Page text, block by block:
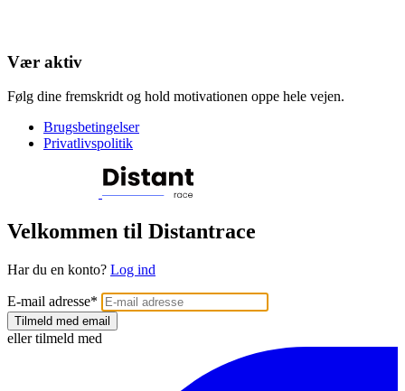
Vær aktiv
Følg dine fremskridt og hold motivationen oppe hele vejen.
Brugsbetingelser
Privatlivspolitik
Velkommen til Distantrace
Har du en konto? Log ind
E-mail adresse*
Tilmeld med email
eller tilmeld med